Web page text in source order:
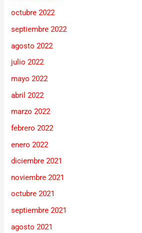
octubre 2022
septiembre 2022
agosto 2022
julio 2022
mayo 2022
abril 2022
marzo 2022
febrero 2022
enero 2022
diciembre 2021
noviembre 2021
octubre 2021
septiembre 2021
agosto 2021